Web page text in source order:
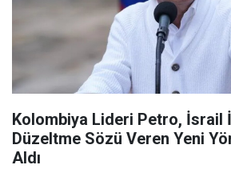
Kolombiya Lideri Petro, İsrail
Düzeltme Sözü Veren Yeni
Aldı